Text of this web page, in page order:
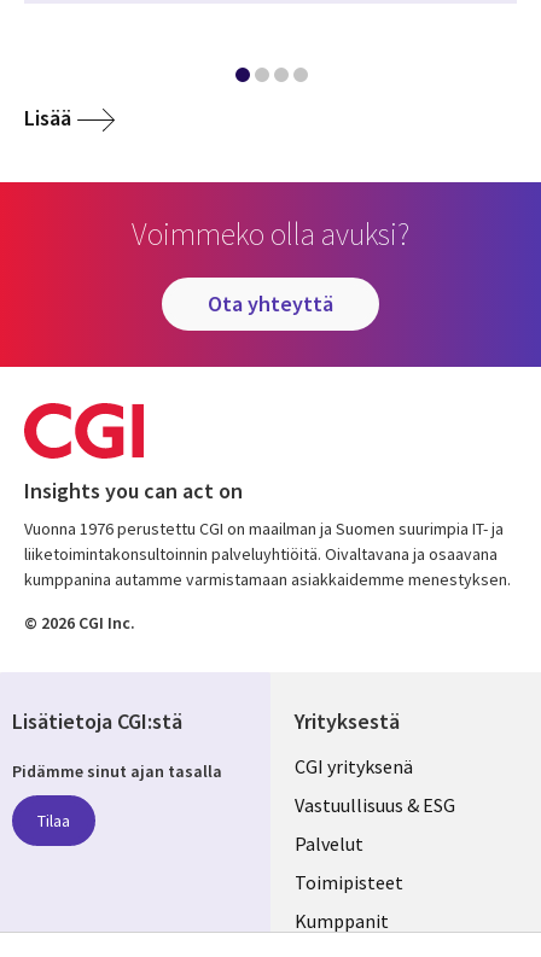
Lisää
Voimmeko olla avuksi?
ota yhteyttä
Insights you can act on
Vuonna 1976 perustettu CGI on maailman ja Suomen suurimpia IT- ja
liiketoimintakonsultoinnin palveluyhtiöitä. Oivaltavana ja osaavana
kumppanina autamme varmistamaan asiakkaidemme menestyksen.
© 2026 CGI Inc.
Yrityksestä
Useful
links
FINLAND
CGI yrityksenä
Vastuullisuus & ESG
Palvelut
Toimipisteet
Kumppanit
Lisätietoja CGI:stä
Pidämme sinut ajan tasalla
Tilaa